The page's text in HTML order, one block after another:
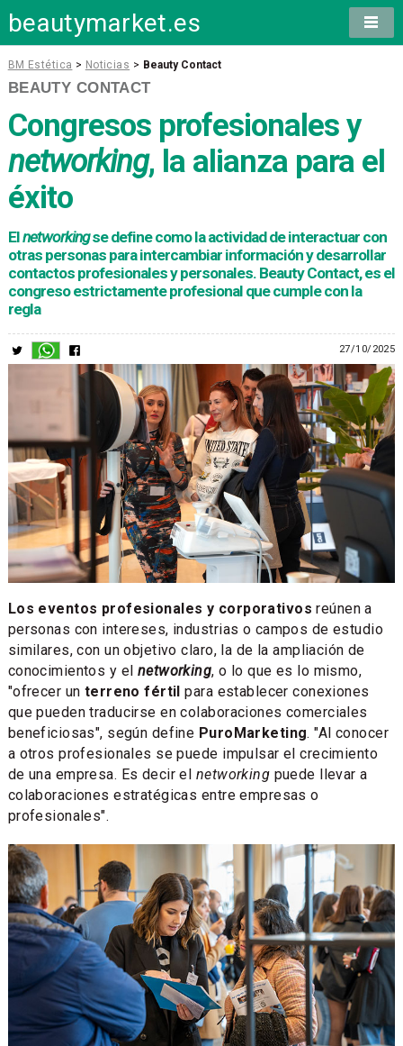
beautymarket.es
BM Estética > Noticias > Beauty Contact
BEAUTY CONTACT
Congresos profesionales y
networking, la alianza para el
éxito
Elnetworkingse define como la actividad de interactuar con
otras personas para intercambiar información y desarrollar
contactos profesionales y personales. Beauty Contact, es el
congreso estrictamente profesional que cumple con la
regla
27/10/2025
Los eventos profesionales y corporativos reúnen a
personas con intereses, industrias o campos de estudio
similares, con un objetivo claro, la de la ampliación de
conocimientos y el networking, o lo que es lo mismo,
"ofrecer un terreno fértil para establecer conexiones
que pueden traducirse en colaboraciones comerciales
beneficiosas", según define PuroMarketing. "Al conocer
a otros profesionales se puede impulsar el crecimiento
de una empresa. Es decir el networking puede llevar a
colaboraciones estratégicas entre empresas o
profesionales".